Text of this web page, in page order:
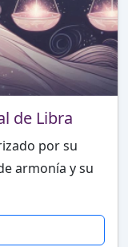
de Libra
por su
armonía y su